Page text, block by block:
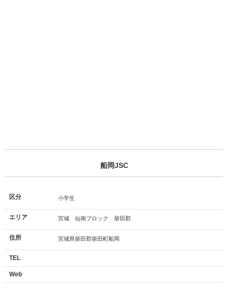
船岡JSC
区分 小学生
エリア 宮城 仙南ブロック 柴田郡
住所 宮城県柴田郡柴田町船岡
TEL
Web